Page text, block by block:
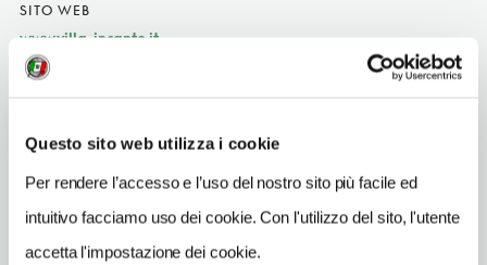
Questo sito web utilizza i cookie
Per rendere l’accesso e l’uso del nostro sito più facile ed
intuitivo facciamo uso dei cookie. Con l'utilizzo del sito, l'utente
accetta l'impostazione dei cookie.
SITO WEB
www.villa-incanto.it
INDIRIZZO EMAIL
TELEFONO
089561820-3381662696
TIPO DI CUCINA
carne,pesce,campana